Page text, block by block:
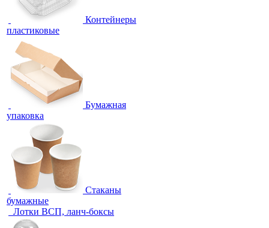
Контейнеры
пластиковые
Бумажная
упаковка
Стаканы
бумажные
Лотки ВСП, ланч-боксы